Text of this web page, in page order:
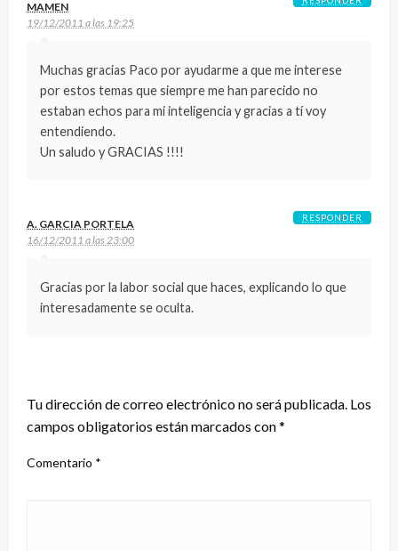
MAMEN
19/12/2011 a las 19:25
Muchas gracias Paco por ayudarme a que me interese
por estos temas que siempre me han parecido no
estaban echos para mi inteligencia y gracias a tí voy
entendiendo.
Un saludo y GRACIAS !!!!
A. GARCIA PORTELA
16/12/2011 a las 23:00
Gracias por la labor social que haces, explicando lo que
interesadamente se oculta.
RESPONDER
Tu dirección de correo electrónico no será publicada. Los
campos obligatorios están marcados con*
Comentario *